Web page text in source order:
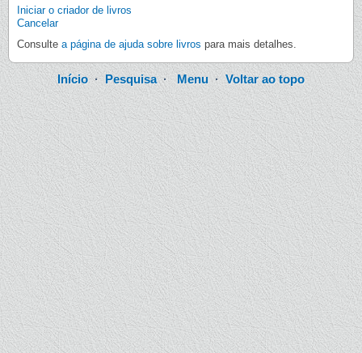
Iniciar o criador de livros
Cancelar
Consulte a página de ajuda sobre livros para mais detalhes.
Início· Pesquisa·Menu · Voltar ao topo